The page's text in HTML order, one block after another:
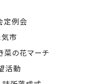
定例会
市
の花マーチ
活動